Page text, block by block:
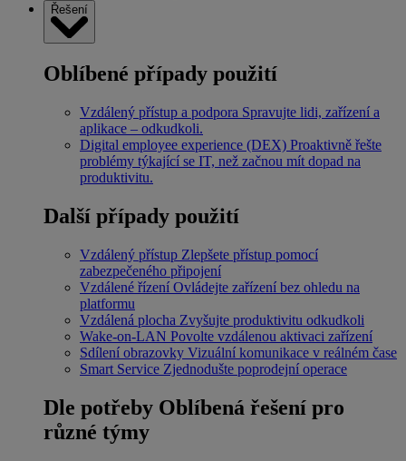
Řešení
Oblíbené případy použití
Vzdálený přístup a podpora Spravujte lidi, zařízení a
aplikace – odkudkoli.
Digital employee experience (DEX) Proaktivně řešte
problémy týkající se IT, než začnou mít dopad na
produktivitu.
Další případy použití
Vzdálený přístup Zlepšete přístup pomocí
zabezpečeného připojení
Vzdálené řízení Ovládejte zařízení bez ohledu na
platformu
Vzdálená plocha Zvyšujte produktivitu odkudkoli
Wake-on-LAN Povolte vzdálenou aktivaci zařízení
Sdílení obrazovky Vizuální komunikace v reálném čase
Smart Service Zjednodušte poprodejní operace
Dle potřeby Oblíbená řešení pro
různé týmy